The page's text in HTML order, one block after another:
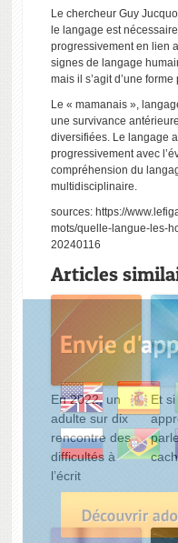
Le chercheur Guy
le langage est
progressivement en lien
signes de langage
mais il s’agit d’une
Le « mamanais »,
une survivance
diversifiées. Le langage
progressivement avec
compréhension du
multidisciplinaire.
sources: https://
mots/quelle-langue-les-
20240116
Articles
En 2022, un
adulte sur dix
rencontre des
difficultés à
l’écrit
Et